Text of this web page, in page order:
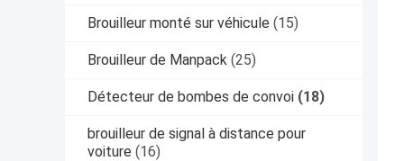
Brouilleur monté sur véhicule (15)
Brouilleur de Manpack (25)
Détecteur de bombes de convoi (18)
brouilleur de signal à distance pour
voiture (16)